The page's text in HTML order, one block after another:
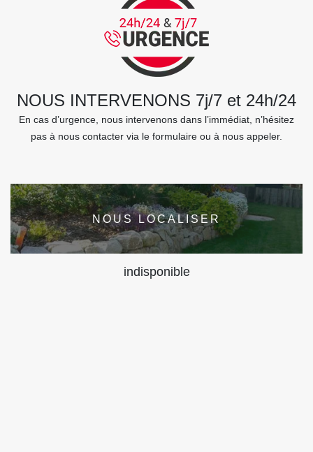
NOUS INTERVENONS 7j/7 et 24h/24
En cas d’urgence, nous intervenons dans l’immédiat, n’hésitez
pas à nous contacter via le formulaire ou à nous appeler.
NOUS LOCALISER
indisponible